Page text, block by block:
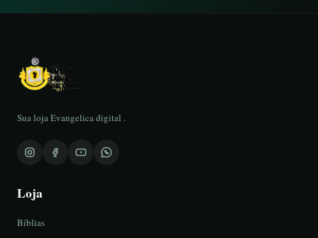
Sua loja Evangelica digital .
Loja
Bíblias